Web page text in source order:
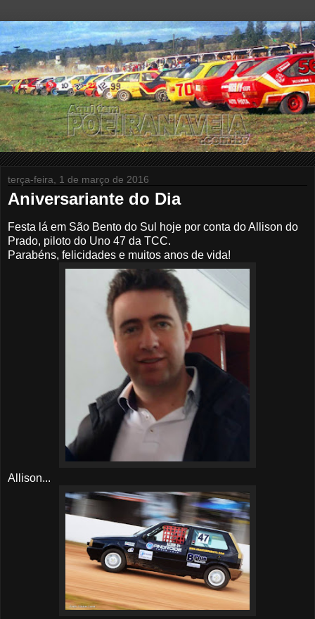
terça-feira, 1 de março de 2016
Aniversariante do Dia
Festa lá em São Bento do Sul hoje por conta do Allison do
Prado, piloto do Uno 47 da TCC.
Parabéns, felicidades e muitos anos de vida!
Allison...